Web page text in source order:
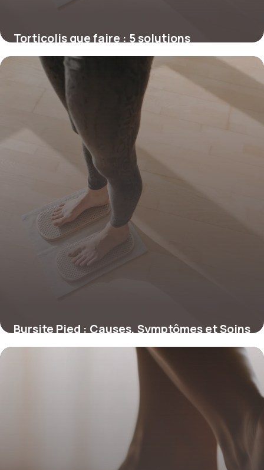
Torticolis que faire : 5 solutions
immédiates
11 décembre 2025
Bursite Pied : Causes, Symptômes et Soins
2026